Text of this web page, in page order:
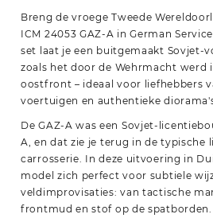
Breng de vroege Tweede
ICM 24053 GAZ-A in German
set laat je een buitgemaakt Sovjet-
zoals het door de Wehrmacht werd
oostfront – ideaal voor liefhebbers
voertuigen en authentieke
De GAZ-A was een Sovjet-
A, en dat zie je terug in de typische
carrosserie. In deze uitvoering in
model zich perfect voor subtiele
veldimprovisaties: van tactische
frontmud en stof op de spatborden.